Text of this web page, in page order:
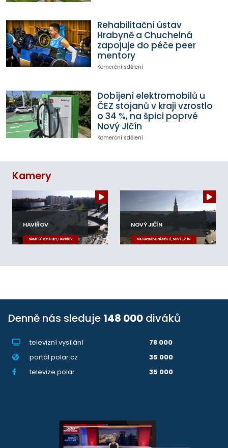
Rehabilitační ústav
Hrabyně a Chuchelná
zapojuje do péče peer
mentory
Komerční sdělení
Dobíjení elektromobilů u
ČEZ stojanů v kraji vzrostlo
o 34 %, na špici poprvé
Nový Jičín
Komerční sdělení
Kamery
HAVÍŘOV
NÁMĚSTÍ REPUBLIKY, HAVÍŘOV
NOVÝ JIČÍN
MASARYKOVO NÁMĚSTÍ, NOVÝ JIČÍN
Denně nás sleduje 148 000 diváků
televizní vysílání
78 000
portál polar.cz
35 000
televize.polar
35 000